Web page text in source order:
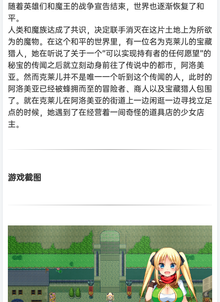
随着英雄们和魔王的战争宣告结束，世界也逐渐恢复了和
平。
人类和魔族达成了共识，决定联手消灭在这片土地上为所欲
为的魔物。在这个和平的世界里，有一位名为克莱儿的宝藏
猎人，她在听说了关于一个“可以实现持有者的任何愿望”的
秘宝的传闻之后就立刻动身前往了传说中的都市，阿洛美
亚。然而克莱儿并不是唯一一个听到这个传闻的人，此时的
阿洛美亚已经被蜂拥而至的冒险者、商人以及宝藏猎人包围
了。就在克莱儿在阿洛美亚的街道上一边闲逛一边寻找立足
点的时候，她遇到了在经营着一间奇怪的道具店的少女店
主。
游戏截图